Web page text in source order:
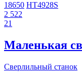
18650 HT4928S
2 522
21
Маленькая
Сверлильный станок